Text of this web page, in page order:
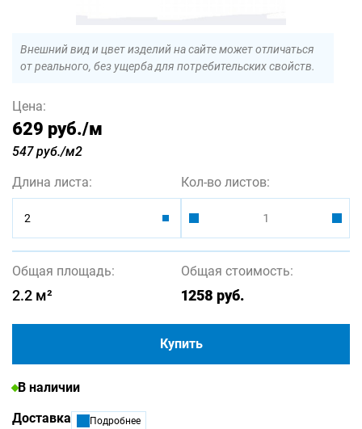
Внешний вид и цвет изделий на сайте может отличаться
от реального, без ущерба для потребительских свойств.
Цена:
629 руб./м
547 руб./м2
Длина листа:
2
Кол-во листов:
Общая площадь:
2.2 м²
Общая стоимость:
1258 руб.
Купить
В наличии
Доставка
Подробнее